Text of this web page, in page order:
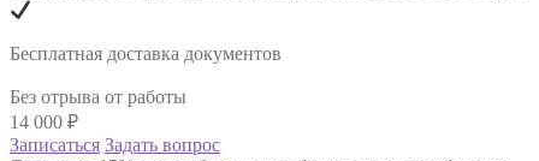
Бесплатная доставка документов
Без отрыва от работы
14 000 ₽
Записаться Задать вопрос